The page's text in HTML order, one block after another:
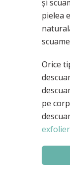
şi
pielea
Orice
pe